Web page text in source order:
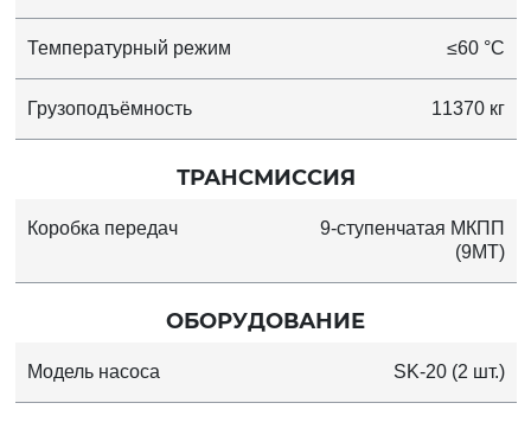
Температурный режим ≤60 °C
Грузоподъёмность 11370 кг
ТРАНСМИССИЯ
Коробка передач
9-ступенчатая МКПП
(9MT)
ОБОРУДОВАНИЕ
Модель насоса SK-20 (2 шт.)